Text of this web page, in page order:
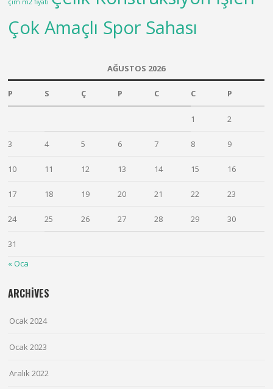
çim m2 fiyatı
Çok Amaçlı Spor Sahası
AĞUSTOS 2026
P S Ç P C C P
1 2
3 4 5 6 7 8 9
10 11 12 13 14 15 16
17 18 19 20 21 22 23
24 25 26 27 28 29 30
31
« Oca
ARCHIVES
Ocak 2024
Ocak 2023
Aralık 2022